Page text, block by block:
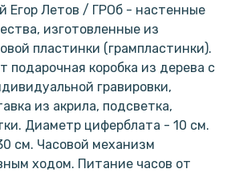
Егор Летов / ГРОб - настенные
изготовленные из
пластинки (грампластинки).
подарочная коробка из дерева с
гравировки,
из акрила, подсветка,
Диаметр циферблата - 10 см.
см. Часовой механизм
ходом. Питание часов от